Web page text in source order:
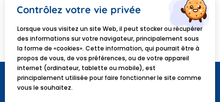
Berry Loops friandises
cochons d'Inde & lapins
2,58 €
JE SHOP !
Country Loops friandises
lapins 80gr3,58 €
JE SHOP !
Contrôlez votre vie privée
Lorsque vous visitez un site Web, il peut stocker ou récupérer
des informations sur votre navigateur, principalement sous
la forme de «cookies». Cette information, qui pourrait être à
propos de vous, de vos préférences, ou de votre appareil
internet (ordinateur, tablette ou mobile), est
principalement utilisée pour faire fonctionner le site comme
vous le souhaitez.